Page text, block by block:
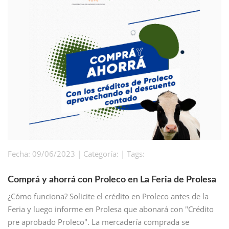
Fecha: 09/06/2023 | Categoría: | Tags:
Comprá y ahorrá con Proleco en La Feria de Prolesa
¿Cómo funciona? Solicite el crédito en Proleco antes de la
Feria y luego informe en Prolesa que abonará con "Crédito
pre aprobado Proleco". La mercadería comprada se